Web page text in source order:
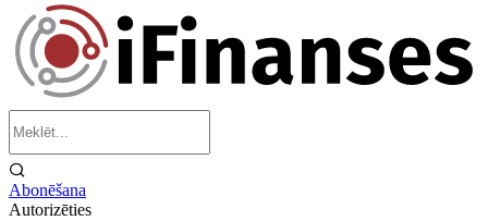
Abonēšana
Autorizēties